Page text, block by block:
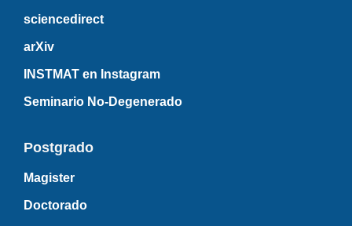
sciencedirect
arXiv
INSTMAT en Instagram
Seminario No-Degenerado
Postgrado
Magister
Doctorado